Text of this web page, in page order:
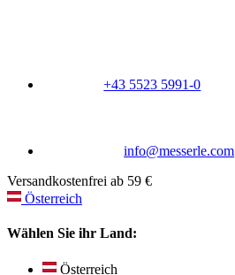
+43 5523 5991-0
info@messerle.com
Versandkostenfrei ab 59 €
Österreich
Wählen Sie ihr Land:
Österreich